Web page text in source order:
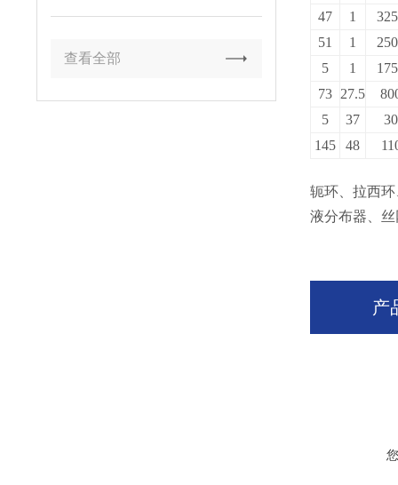
查看全部
47
1
51
1
5
1
73 27.5
5
37
145
48
轭环、拉西
液分布器、
产